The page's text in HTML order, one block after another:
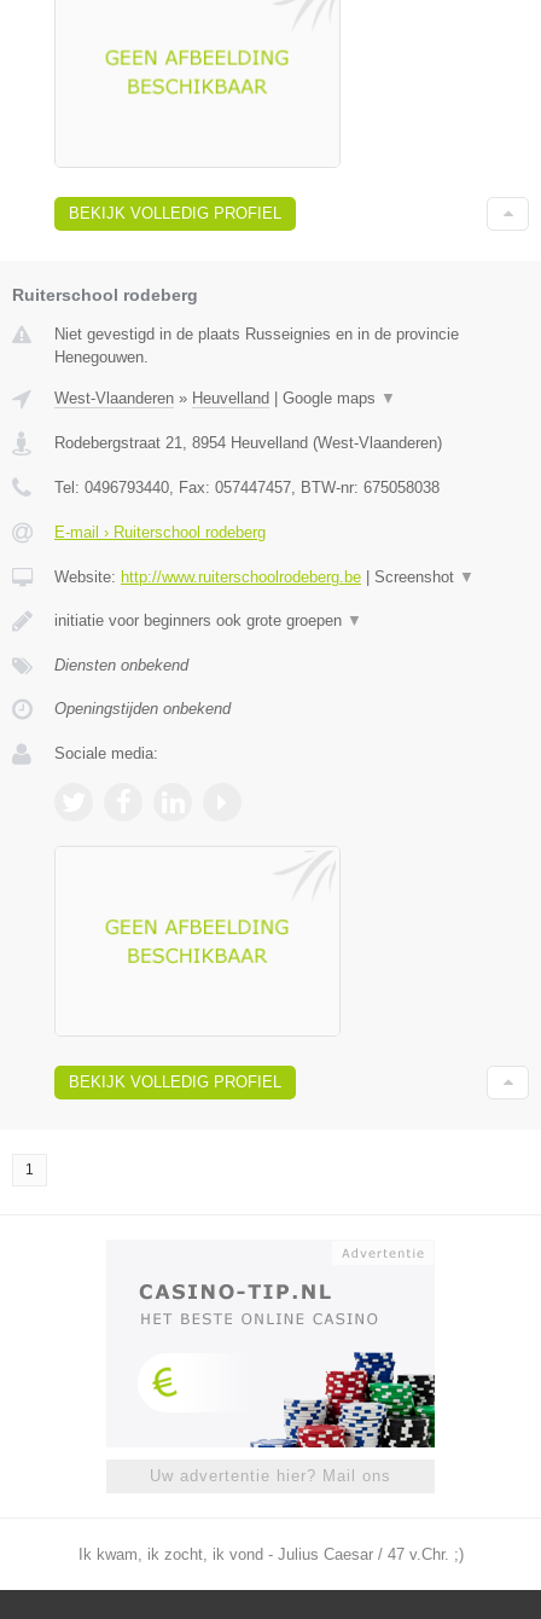
BEKIJK VOLLEDIG PROFIEL
Ruiterschool rodeberg
Niet gevestigd in de plaats Russeignies en in de provincie
Henegouwen.
West-Vlaanderen » Heuvelland | Google maps ▼
Rodebergstraat 21 8954 Heuvelland (West-Vlaanderen)
Tel: 0496793440 , Fax: 057447457 , BTW-nr: 675058038
E-mail › Ruiterschool rodeberg
Website: http://www.ruiterschoolrodeberg.be | Screenshot ▼
initiatie voor beginners ook grote groepen ▼
Diensten onbekend
Openingstijden onbekend
Sociale media:
BEKIJK VOLLEDIG PROFIEL
1
Uw advertentie hier? Mail ons
Ik kwam, ik zocht, ik vond - Julius Caesar / 47 v.Chr. ;)